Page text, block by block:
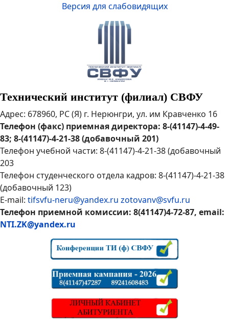
Версия для слабовидящих
Технический институт (филиал) СВФУ
Адрес: 678960, РС (Я) г. Нерюнгри, ул. им Кравченко 16
Телефон (факс) приемная директора: 8-(41147)-4-49-
83; 8-(41147)-4-21-38 (добавочный 201)
Телефон учебной части: 8-(41147)-4-21-38 (добавочный
203
Телефон студенческого отдела кадров: 8-(41147)-4-21-38
(добавочный 123)
E-mail: tifsvfu-neru@yandex.ru zotovanv@svfu.ru
Телефон приемной комиссии: 8(41147)4-72-87, email:
NTI.ZK@yandex.ru